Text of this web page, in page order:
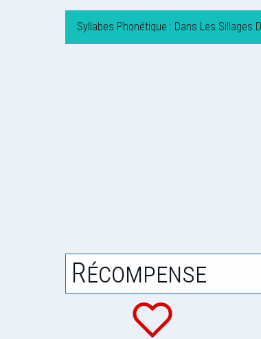
Syllabes Phonétique : Dans Les Sillages
Récompense